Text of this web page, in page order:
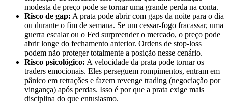
modesta de preço pode se tornar uma grande perda na conta.
Risco de gap: A prata pode abrir com gaps da noite para o dia
ou durante o fim de semana. Se um cessar-fogo fracassar, uma
guerra escalar ou o Fed surpreender o mercado, o preço pode
abrir longe do fechamento anterior. Ordens de stop-loss
podem não proteger totalmente a posição nesse cenário.
Risco psicológico: A velocidade da prata pode tornar os
traders emocionais. Eles perseguem rompimentos, entram em
pânico em retrações e fazem revenge trading (negociação por
vingança) após perdas. Isso é por que a prata exige mais
disciplina do que entusiasmo.